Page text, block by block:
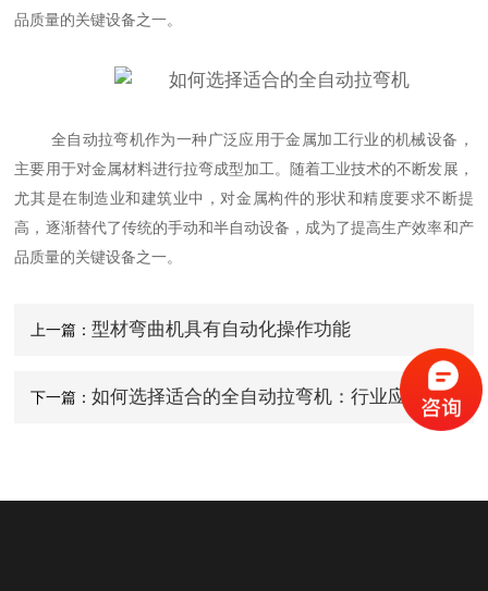
品质量的关键设备之一。
全自动拉弯机作为一种广泛应用于金属加工行业的机械设备，
主要用于对金属材料进行拉弯成型加工。随着工业技术的不断发展，
尤其是在制造业和建筑业中，对金属构件的形状和精度要求不断提
高，逐渐替代了传统的手动和半自动设备，成为了提高生产效率和产
品质量的关键设备之一。
上一篇： 型材弯曲机具有自动化操作功能
下一篇： 如何选择适合的全自动拉弯机：行业应用与